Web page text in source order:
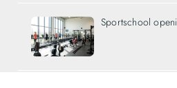
Sportschool